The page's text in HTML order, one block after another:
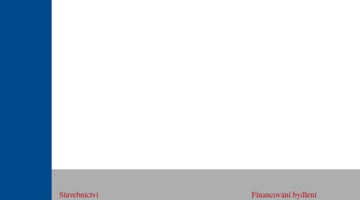
Stavebnictví Financování bydlení